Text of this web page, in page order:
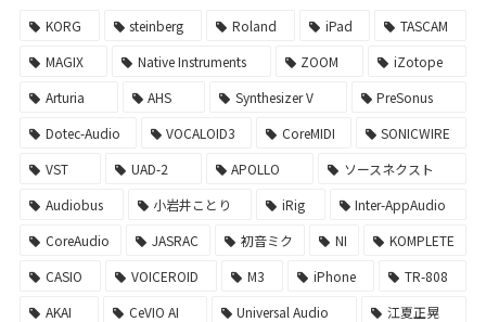
KORG steinberg Roland iPad
TASCAM
MAGIX
Native Instruments ZOOM
iZotope
Arturia
AHS Synthesizer V
PreSonus
Dotec-Audio
VOCALOID3 CoreMIDI
SONICWIRE
VST
UAD-2 APOLLO
ソースネクスト
Audiobus
小岩井ことり iRig
Inter-AppAudio
CoreAudio
JASRAC 初音ミク NI
KOMPLETE
CASIO
VOICEROID M3 iPhone
TR-808
AKAI
CeVIO AI Universal Audio
江夏正晃